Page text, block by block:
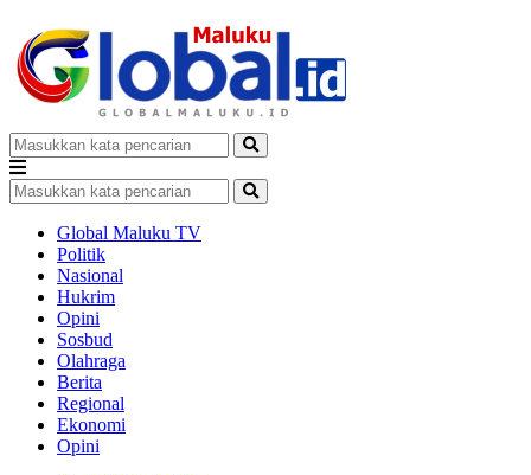
Global Maluku TV
Politik
Nasional
Hukrim
Opini
Sosbud
Olahraga
Berita
Regional
Ekonomi
Opini